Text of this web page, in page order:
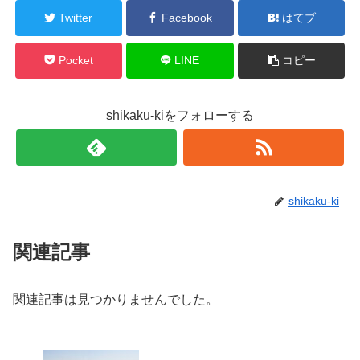
Twitter Facebook はてブ
Pocket LINE コピー
shikaku-kiをフォローする
shikaku-ki
関連記事
関連記事は見つかりませんでした。